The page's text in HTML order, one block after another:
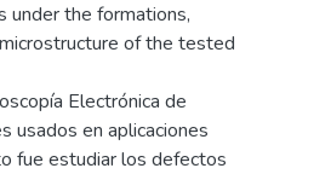
under the formations,
of the tested
Electrónica de
usados en aplicaciones
fue estudiar los defectos